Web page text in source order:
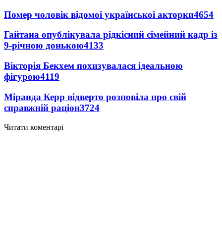
Помер чоловік відомої української акторки4654
Гайтана опублікувала рідкісний сімейний кадр із
9-річною донькою4133
Вікторія Бекхем похизувалася ідеальною
фігурою4119
Міранда Керр відверто розповіла про свій
справжній раціон3724
Читати коментарі